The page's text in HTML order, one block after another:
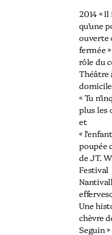
2014 «
qu’une
ouverte
fermée
rôle du
Théâtre
domicile
« Tu
plus les
et
«
poupée
de JT.
Festival
Une
chèvre
Seguin